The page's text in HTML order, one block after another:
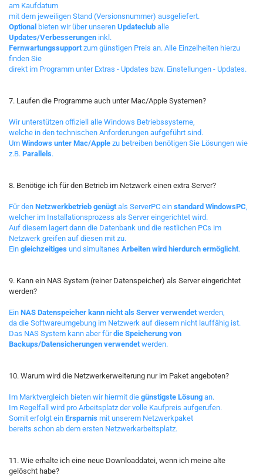
am Kaufdatum
mit dem jeweiligen Stand (Versionsnummer) ausgeliefert.
Optional bieten wir über unseren Updateclub alle
Updates/Verbesserungen inkl.
Fernwartungssupportzum günstigen Preis an. Alle Einzelheiten hierzu
finden Sie
direkt im Programm unter Extras - Updates bzw. Einstellungen - Updates.
7. Laufen die Programme auch unter Mac/Apple Systemen?
Wir unterstützen offiziell alle Windows Betriebssysteme,
welche in den technischen Anforderungen aufgeführt sind.
Um Windows unter Mac/Apple zu betreiben benötigen Sie Lösungen wie
z.B. Parallels.
8. Benötige ich für den Betrieb im Netzwerk einen extra Server?
Für den Netzwerkbetrieb genügtals ServerPC ein standard WindowsPC,
welcher im Installationsprozess als Server eingerichtet wird.
Auf diesem lagert dann die Datenbank und die restlichen PCs im
Netzwerk greifen auf diesen mit zu.
Ein gleichzeitiges und simultanes Arbeiten wird hierdurch ermöglicht.
9. Kann ein NAS System (reiner Datenspeicher) als Server eingerichtet
werden?
Ein NAS Datenspeicher kann nicht als Server verwendetwerden,
da die Softwareumgebung im Netzwerk auf diesem nicht lauffähig ist.
Das NAS System kann aber fürdie Speicherung von
Backups/Datensicherungen verwendetwerden.
10. Warum wird die Netzwerkerweiterung nur im Paket angeboten?
Im Marktvergleich bieten wir hiermit die günstigste Lösung an.
Im Regelfall wird pro Arbeitsplatz der volle Kaufpreis aufgerufen.
Somit erfolgt ein Ersparnis mit unserem Netzwerkpaket
bereits schon ab dem ersten Netzwerkarbeitsplatz.
11. Wie erhalte ich eine neue Downloaddatei, wenn ich meine alte
gelöscht habe?